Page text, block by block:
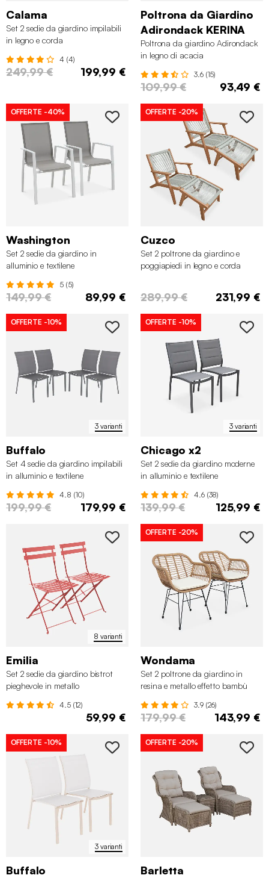
Calama
Set 2 sedie da giardino impilabili
in legno e corda
4 (4)
249,99 € 199,99 €
Poltrona da Giardino
Adirondack KERINA
Poltrona da giardino Adirondack
in legno di acacia
3.6 (15)
109,99 € 93,49 €
OFFERTE -40%
Washington
Set 2 sedie da giardino in
alluminio e textilene
5 (5)
149,99 € 89,99 €
OFFERTE -20%
Cuzco
Set 2 poltrone da giardino e
poggiapiedi in legno e corda
289,99 € 231,99 €
3 varianti
OFFERTE -10%
Buffalo
Set 4 sedie da giardino impilabili
in alluminio e textilene
4.8 (10)
199,99 € 179,99 €
3 varianti
OFFERTE -10%
Chicago x2
Set 2 sedie da giardino moderne
in alluminio e textilene
4.6 (38)
139,99 € 125,99 €
8 varianti
Emilia
Set 2 sedie da giardino bistrot
pieghevole in metallo
4.5 (12)
59,99 €
OFFERTE -20%
Wondama
Set 2 poltrone da giardino in
resina e metallo effetto bambù
3.9 (26)
179,99 € 143,99 €
3 varianti
OFFERTE -10%
Buffalo
OFFERTE -20%
Barletta